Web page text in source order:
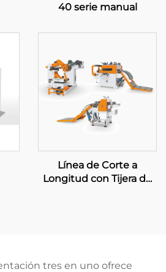
40 serie manual
Línea de Corte a
Longitud con Tijera de
tres en uno ofrece